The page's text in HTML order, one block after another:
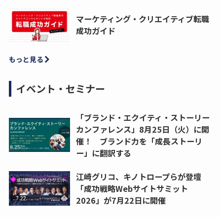
マーケティング・クリエイティブ転職
成功ガイド
もっと見る
イベント・セミナー
「ブランド・エクイティ・ストーリー
カンファレンス」8月25日（火）に開
催！ ブランド力を「成長ストーリ
ー」に翻訳する
江崎グリコ、キノトロープらが登壇
「成功戦略Webサイトサミット
2026」が7月22日に開催